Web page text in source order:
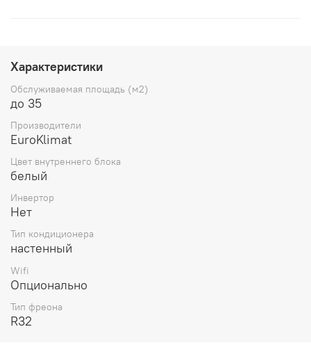
Характеристики
Обслуживаемая площадь (м2)
до 35
Производители
EuroKlimat
Цвет внутреннего блока
белый
Инвертор
Нет
Тип кондиционера
настенный
Wifi
Опционально
Тип фреона
R32